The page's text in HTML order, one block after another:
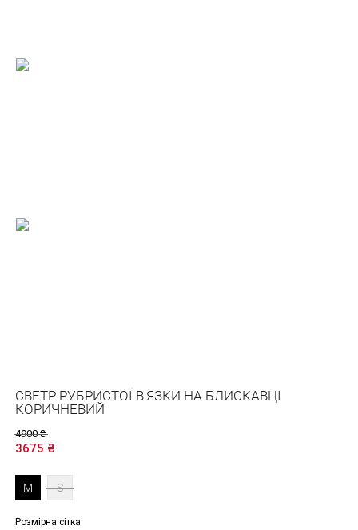
СВЕТР РУБРИСТОЇ В'ЯЗКИ НА БЛИСКАВЦІ
КОРИЧНЕВИЙ
4900₴
3675 ₴
M S
Розмірна сітка